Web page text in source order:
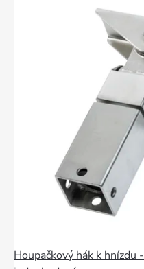
Houpačkový hák k hnízdu -